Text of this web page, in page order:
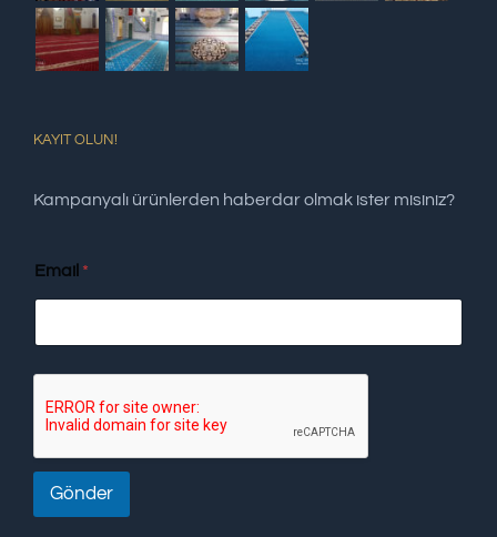
KAYIT OLUN!
Kampanyalı ürünlerden haberdar olmak ister misiniz?
Email *
Gönder